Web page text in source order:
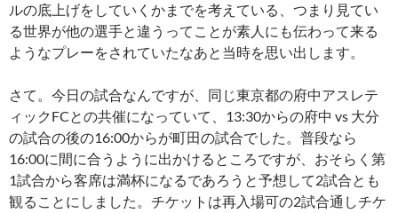
ルの底上げをしていくかまでを考えている、つまり見てい
る世界が他の選手と違うってことが素人にも伝わって来る
ようなプレーをされていたなあと当時を思い出します。
さて。今日の試合なんですが、同じ東京都の府中アスレテ
ィックFCとの共催になっていて、13:30からの府中 vs 大分
の試合の後の16:00からが町田の試合でした。普段なら
16:00に間に合うように出かけるところですが、おそらく第
1試合から客席は満杯になるであろうと予想して2試合とも
観ることにしました。チケットは再入場可の2試合通しチケ